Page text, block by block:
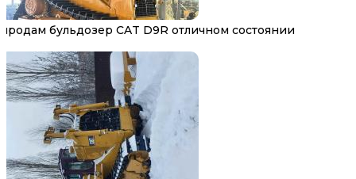
продам бульдозер CAT D9R отличном состоянии